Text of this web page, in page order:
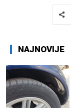
NAJNOVIJE